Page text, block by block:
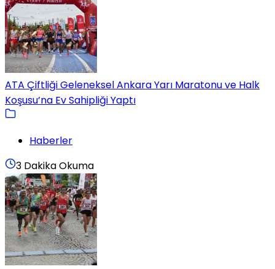
ATA Çiftliği Geleneksel Ankara Yarı Maratonu ve Halk
Koşusu’na Ev Sahipliği Yaptı
Haberler
3 Dakika Okuma